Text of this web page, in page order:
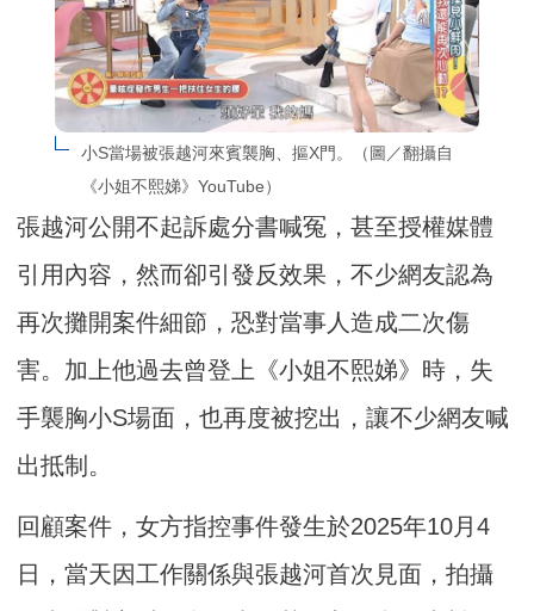
小S當場被張越河來賓襲胸、摳X門。（圖／翻攝自
《小姐不熙娣》YouTube）
張越河公開不起訴處分書喊冤，甚至授權媒體
引用內容，然而卻引發反效果，不少網友認為
再次攤開案件細節，恐對當事人造成二次傷
害。加上他過去曾登上《小姐不熙娣》時，失
手襲胸小S場面，也再度被挖出，讓不少網友喊
出抵制。
回顧案件，女方指控事件發生於2025年10月4
日，當天因工作關係與張越河首次見面，拍攝